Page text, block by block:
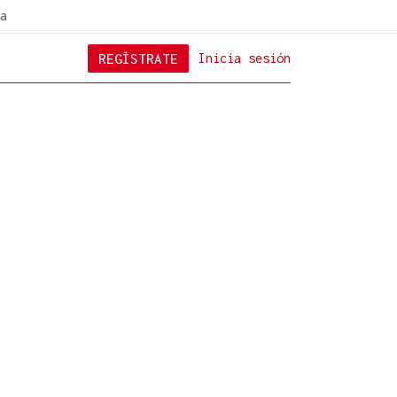
Inicia sesión
REGÍSTRATE